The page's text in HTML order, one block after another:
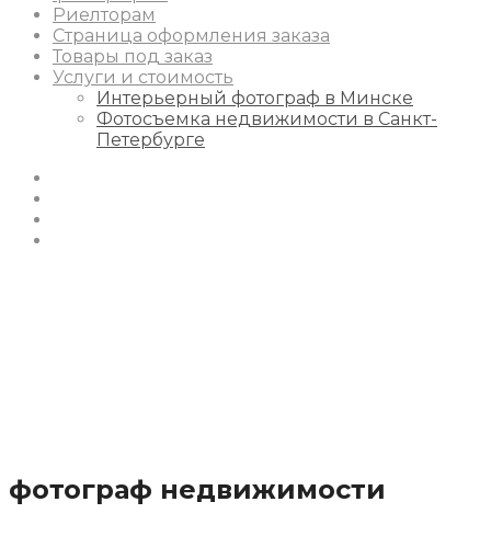
Риелторам
Страница оформления заказа
Товары под заказ
Услуги и стоимость
Интерьерный фотограф в Минске
Фотосъемка недвижимости в Санкт-
Петербурге
фотограф недвижимости